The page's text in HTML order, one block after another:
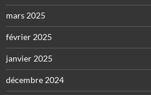
mars 2025
février 2025
janvier 2025
décembre 2024